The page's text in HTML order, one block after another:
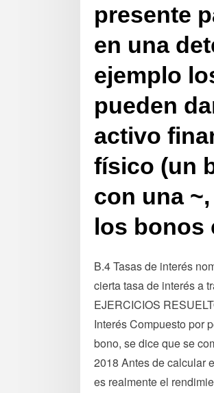
presente
en una
ejemplo
pueden
activo
físico (un
con una
los bonos
B.4 Tasas de interés
cierta tasa de interés a
EJERCICIOS
Interés Compuesto por
bono, se dice que se
2018 Antes de calcular
es realmente el